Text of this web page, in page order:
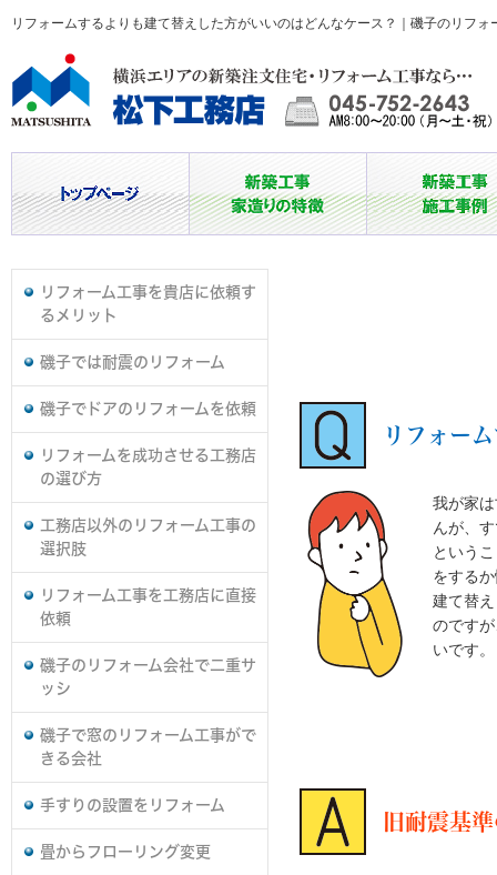
リフォームするよりも建て替えした方がいいのはどんなケース？｜磯子のリフォ
リフォーム工事を貴店に依頼す
るメリット
磯子では耐震のリフォーム
磯子でドアのリフォームを依頼
リフォームを成功させる工務店
の選び方
工務店以外のリフォーム工事の
選択肢
リフォーム工事を工務店に直接
依頼
磯子のリフォーム会社で二重サ
ッシ
磯子で窓のリフォーム工事がで
きる会社
手すりの設置をリフォーム
畳からフローリング変更
リフォー
我が家
んが、
という
をする
建て替
のです
いです。
旧耐震基